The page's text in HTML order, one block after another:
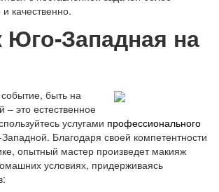
качественно.
Западная на
быть на
– это естественное
услугами профессионального
Благодаря своей компетентности
опытный мастер произведет макияж
условиях, придерживаясь